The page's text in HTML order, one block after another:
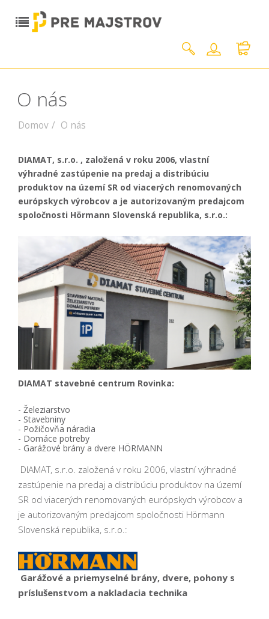
O nás
Domov O nás
DIAMAT, s.r.o. , založená v roku 2006, vlastní
výhradné zastúpenie na predaj a distribúciu
produktov na území SR od viacerých renomovaných
európskych výrobcov a je autorizovaným predajcom
spoločnosti Hörmann Slovenská republika, s.r.o.:
DIAMAT stavebné centrum Rovinka:
- Železiarstvo
- Stavebniny
- Požičovňa náradia
- Domáce potreby
- Garážové brány a dvere HÖRMANN
DIAMAT, s.r.o. založená v roku 2006, vlastní výhradné
zastúpenie na predaj a distribúciu produktov na území
SR od viacerých renomovaných európskych výrobcov a
je autorizovaným predajcom spoločnosti Hörmann
Slovenská republika, s.r.o.:
Garážové a priemyselné brány, dvere, pohony s
príslušenstvom a nakladacia technika